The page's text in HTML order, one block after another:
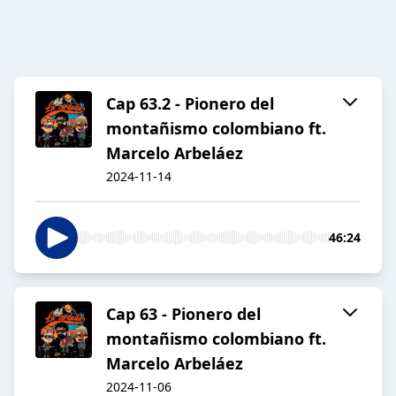
Cap 63.2 - Pionero del
montañismo colombiano ft.
Marcelo Arbeláez
2024-11-14
46:24
Cap 63 - Pionero del
montañismo colombiano ft.
Marcelo Arbeláez
2024-11-06